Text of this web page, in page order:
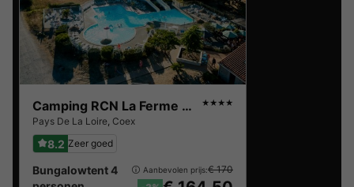
Camping RCN La Ferme du Latois ★★★★
Pays De La Loire, Coex
8.2 Zeer goed
Bungalowtent 4
Aanbevolen prijs:€ 170